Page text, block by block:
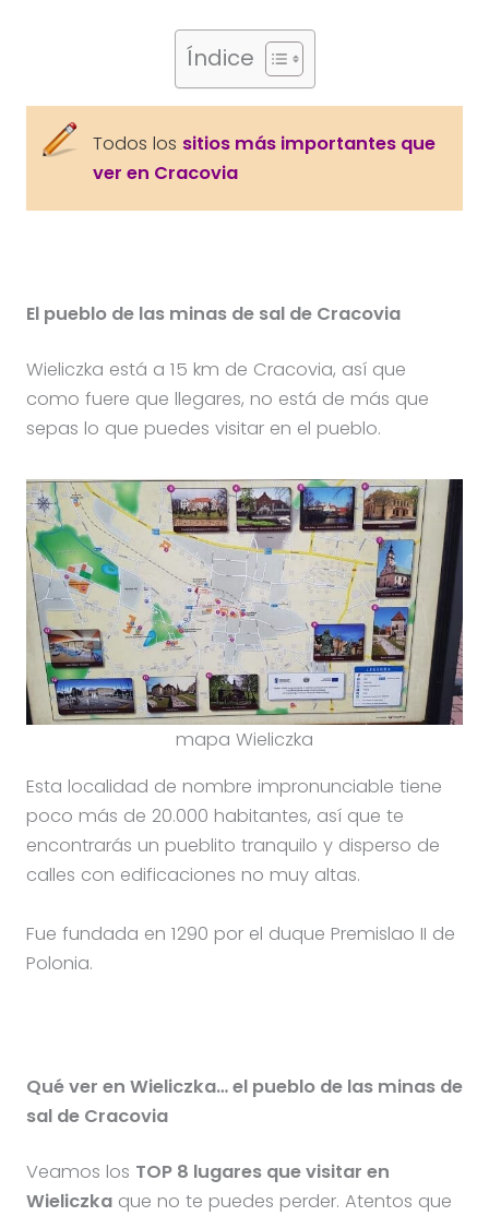
Índice
Todos los sitios más importantes que
ver en Cracovia
El pueblo de las minas de sal de Cracovia
Wieliczka está a 15 km de Cracovia, así que
como fuere que llegares, no está de más que
sepas lo que puedes visitar en el pueblo.
mapa Wieliczka
Esta localidad de nombre impronunciable tiene
poco más de 20.000 habitantes, así que te
encontrarás un pueblito tranquilo y disperso de
calles con edificaciones no muy altas.
Fue fundada en 1290 por el duque Premislao II de
Polonia.
Qué ver en Wieliczka… el pueblo de las minas de
sal de Cracovia
Veamos los TOP 8 lugares que visitar en
Wieliczkaque no te puedes perder. Atentos que